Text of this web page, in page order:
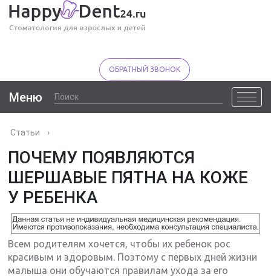
ОБРАТНЫЙ ЗВОНОК
Меню
Статьи ›
ПОЧЕМУ ПОЯВЛЯЮТСЯ
ШЕРШАВЫЕ ПЯТНА НА КОЖЕ
У РЕБЕНКА
Всем родителям хочется, чтобы их ребенок рос
красивым и здоровым. Поэтому с первых дней жизни
малыша они обучаются правилам ухода за его